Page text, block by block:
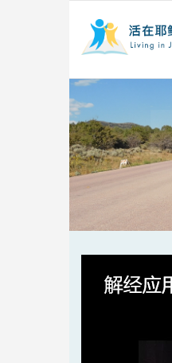
Player